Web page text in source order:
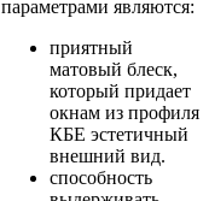
параметрами являются:
приятный
матовый блеск,
который придает
окнам из профиля
КБЕ эстетичный
внешний вид.
способность